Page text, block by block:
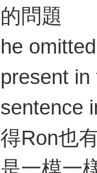
的問題
he
present
sentence
得Ron也